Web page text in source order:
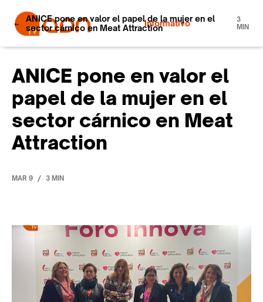
Informativo
ANICE pone en valor el papel de la mujer en el
sector cárnico en Meat Attraction
3
MIN
ANICE pone en valor el
papel de la mujer en el
sector cárnico en Meat
Attraction
MAR 9 / 3 MIN